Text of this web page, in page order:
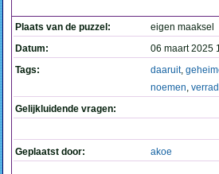
Plaats van de puzzel:
eigen maaksel
Datum:
06 maart 2025
Tags:
daaruit,
noemen,
Gelijkluidende vragen:
Geplaatst door: akoe